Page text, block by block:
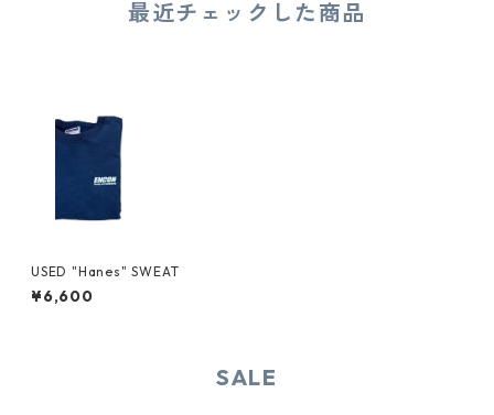
最近チェックした商品
USED "Hanes" SWEAT
¥6,600
SALE